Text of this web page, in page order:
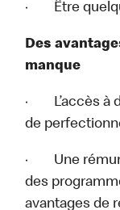
· Être
Des
manque
· L’accès à
de
· Une
des
avantages de